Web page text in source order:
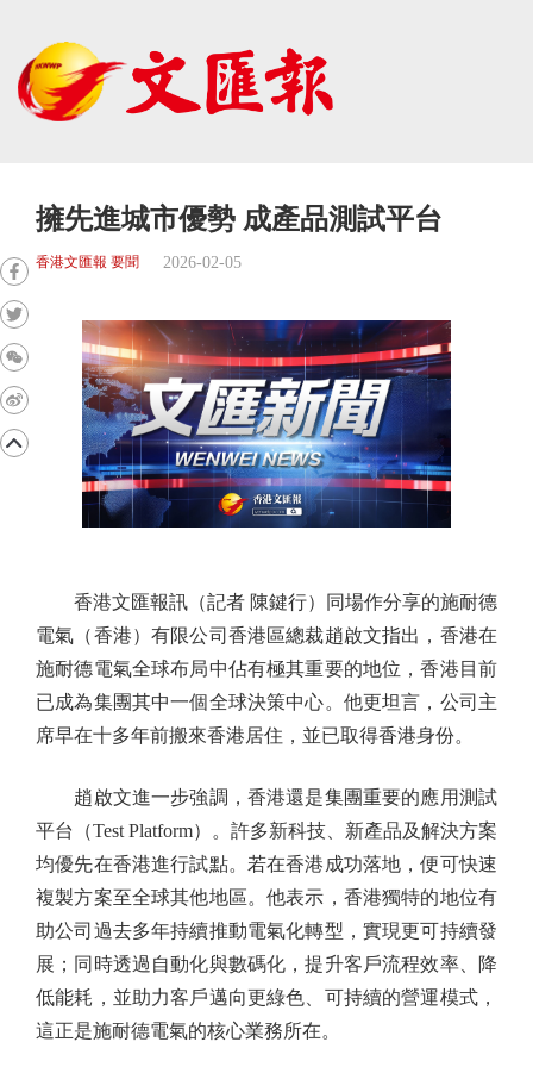
擁先進城市優勢 成產品測試平台
香港文匯報 要聞 2026-02-05
香港文匯報訊（記者 陳鍵行）同場作分享的施耐德
電氣（香港）有限公司香港區總裁趙啟文指出，香港在
施耐德電氣全球布局中佔有極其重要的地位，香港目前
已成為集團其中一個全球決策中心。他更坦言，公司主
席早在十多年前搬來香港居住，並已取得香港身份。
趙啟文進一步強調，香港還是集團重要的應用測試
平台（Test Platform）。許多新科技、新產品及解決方案
均優先在香港進行試點。若在香港成功落地，便可快速
複製方案至全球其他地區。他表示，香港獨特的地位有
助公司過去多年持續推動電氣化轉型，實現更可持續發
展；同時透過自動化與數碼化，提升客戶流程效率、降
低能耗，並助力客戶邁向更綠色、可持續的營運模式，
這正是施耐德電氣的核心業務所在。